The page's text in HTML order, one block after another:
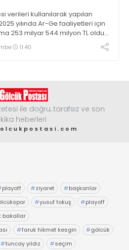
verileri kullanılarak yapılan
yılında Ar-Ge faaliyetleri için
253 milyar 544 milyon TL oldu.
yönetim bütçesi
1,58 oldu
11:40
ile doğru, tarafsız ve son
heberleri
playoff #ziyaret #başkanlar
#yusuf tokuş #playoff
bakallar
#faruk hikmet kesgin #gölcük
#tuncay yıldız #seçim